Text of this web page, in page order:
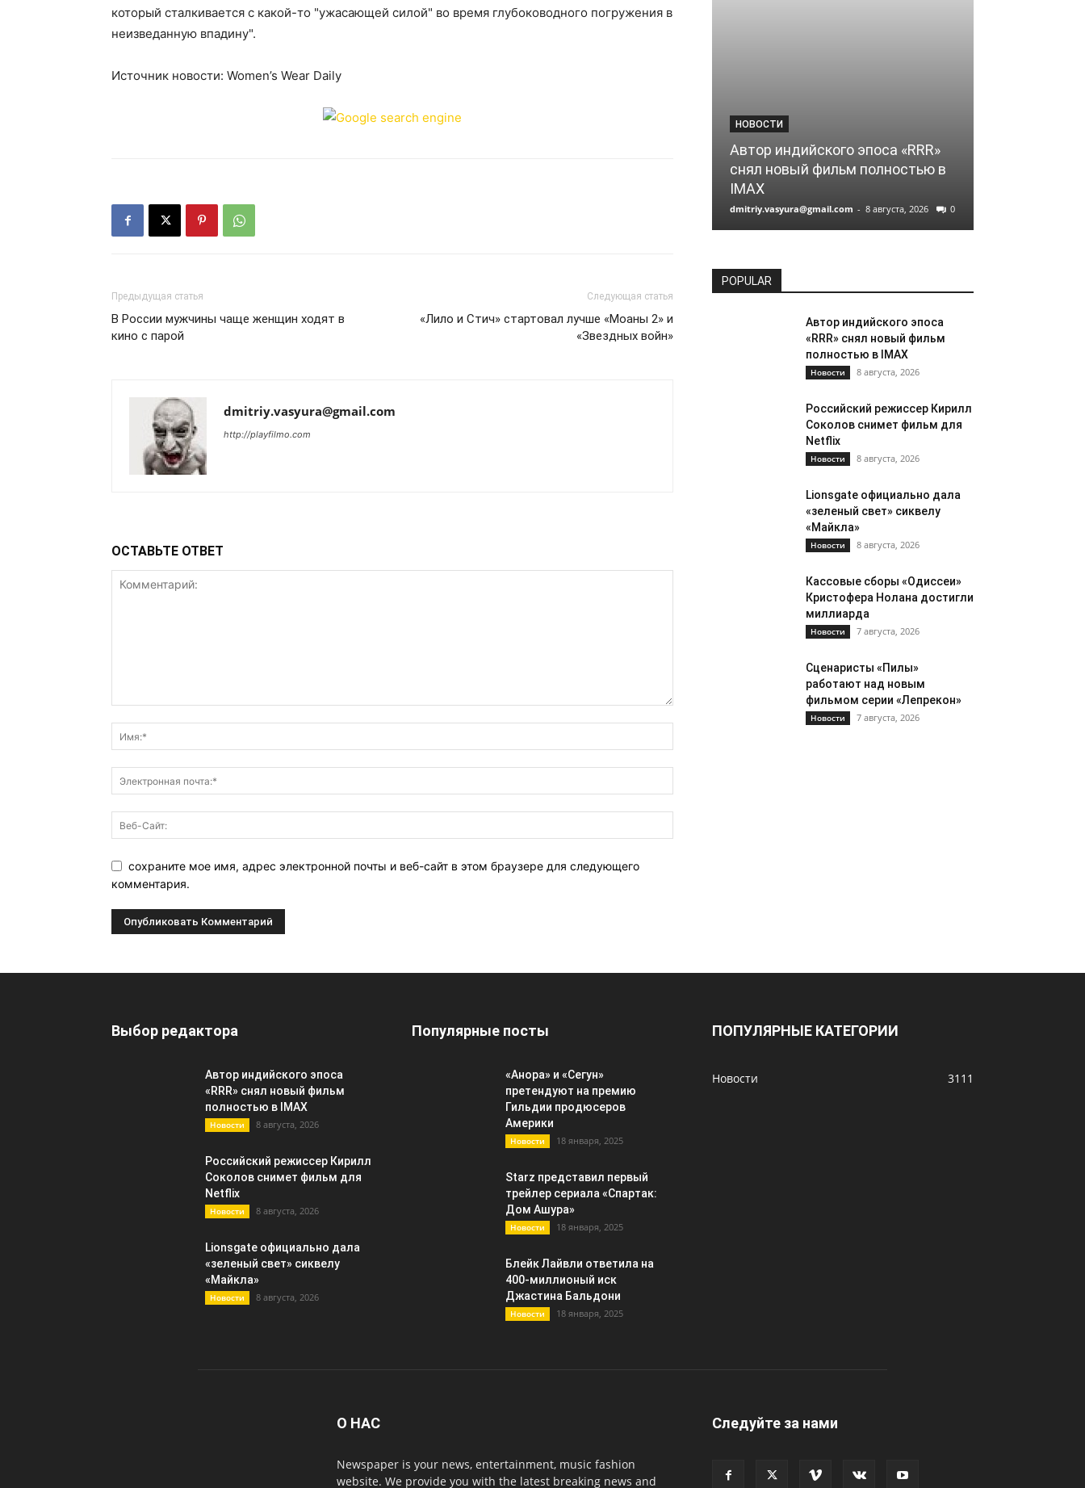
который сталкивается с какой-то "ужасающей силой" во время глубоководного погружения в
неизведанную впадину".
Источник новости: Women’s Wear Daily
Предыдущая статья
В России мужчины чаще женщин ходят в
кино с парой
Следующая статья
«Лило и Стич» стартовал лучше «Моаны 2» и
«Звездных войн»
dmitriy.vasyura@gmail.com
http://playfilmo.com
ОСТАВЬТЕ ОТВЕТ
сохраните мое имя, адрес электронной почты и веб-сайт в этом браузере для следующего
комментария.
НОВОСТИ
Автор индийского эпоса «RRR»
снял новый фильм полностью в
IMAX
dmitriy.vasyura@gmail.com - 8 августа, 2026 0
POPULAR
Автор индийского эпоса
«RRR» снял новый фильм
полностью в IMAX
Новости 8 августа, 2026
Российский режиссер Кирилл
Соколов снимет фильм для
Netflix
Новости 8 августа, 2026
Lionsgate официально дала
«зеленый свет» сиквелу
«Майкла»
Новости 8 августа, 2026
Кассовые сборы «Одиссеи»
Кристофера Нолана достигли
миллиарда
Новости 7 августа, 2026
Сценаристы «Пилы»
работают над новым
фильмом серии «Лепрекон»
Новости 7 августа, 2026
Выбор редактора
Автор индийского эпоса
«RRR» снял новый фильм
полностью в IMAX
Новости 8 августа, 2026
Российский режиссер Кирилл
Соколов снимет фильм для
Netflix
Новости 8 августа, 2026
Lionsgate официально дала
«зеленый свет» сиквелу
«Майкла»
Новости 8 августа, 2026
Популярные посты
«Анора» и «Сегун»
претендуют на премию
Гильдии продюсеров
Америки
Новости 18 января, 2025
Starz представил первый
трейлер сериала «Спартак:
Дом Ашура»
Новости 18 января, 2025
Блейк Лайвли ответила на
400-миллионый иск
Джастина Бальдони
Новости 18 января, 2025
ПОПУЛЯРНЫЕ КАТЕГОРИИ
Новости 3111
О НАС
Newspaper is your news, entertainment, music fashion
website. We provide you with the latest breaking news and
Следуйте за нами